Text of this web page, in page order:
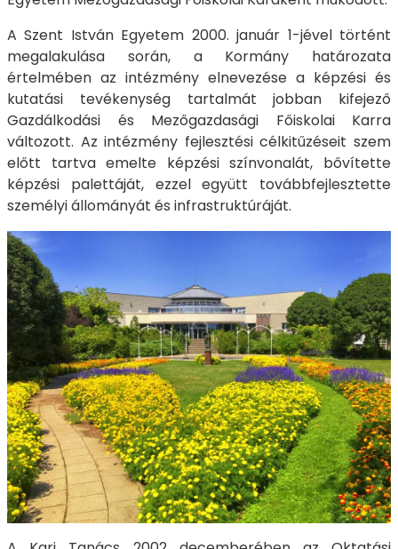
A Szent István Egyetem 2000. január 1-jével történt
megalakulása során, a Kormány határozata
értelmében az intézmény elnevezése a képzési és
kutatási tevékenység tartalmát jobban kifejező
Gazdálkodási és Mezőgazdasági Főiskolai Karra
változott. Az intézmény fejlesztési célkitűzéseit szem
előtt tartva emelte képzési színvonalát, bővítette
képzési palettáját, ezzel együtt továbbfejlesztette
személyi állományát és infrastruktúráját.